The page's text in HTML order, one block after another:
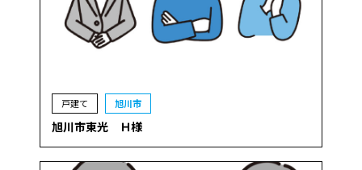
戸建て 旭川市
旭川市東光 Ｈ様